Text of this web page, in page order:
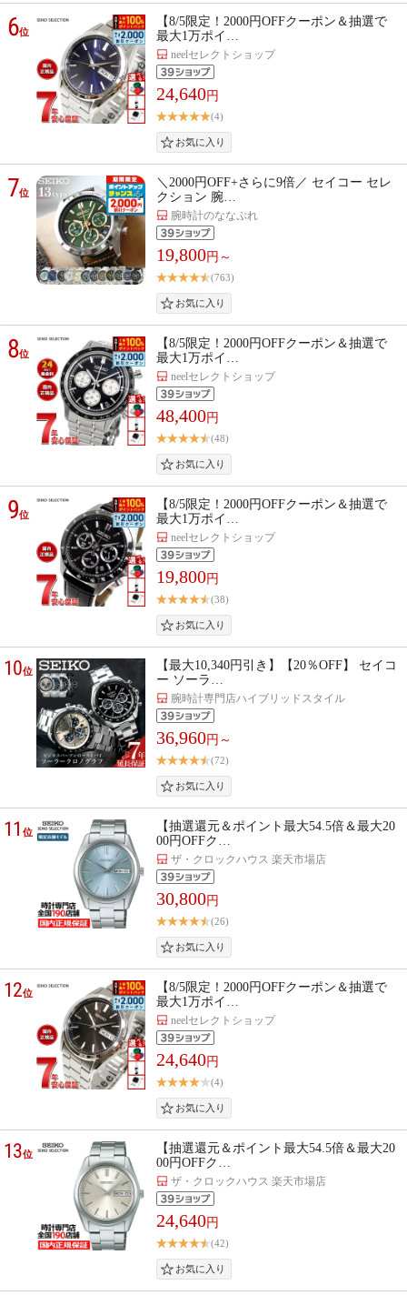
6位
【8/5限定！2000円OFFクーポン＆抽選で
最大1万ポイ…
neelセレクトショップ
24,640円
(4)
7位
＼2000円OFF+さらに9倍／ セイコー セレ
クション 腕…
腕時計のななぷれ
19,800円～
(763)
8位
【8/5限定！2000円OFFクーポン＆抽選で
最大1万ポイ…
neelセレクトショップ
48,400円
(48)
9位
【8/5限定！2000円OFFクーポン＆抽選で
最大1万ポイ…
neelセレクトショップ
19,800円
(38)
10位
【最大10,340円引き】【20％OFF】 セイコ
ー ソーラ…
腕時計専門店ハイブリッドスタイル
36,960円～
(72)
11位
【抽選還元＆ポイント最大54.5倍＆最大20
00円OFFク…
ザ・クロックハウス 楽天市場店
30,800円
(26)
12位
【8/5限定！2000円OFFクーポン＆抽選で
最大1万ポイ…
neelセレクトショップ
24,640円
(4)
13位
【抽選還元＆ポイント最大54.5倍＆最大20
00円OFFク…
ザ・クロックハウス 楽天市場店
24,640円
(42)